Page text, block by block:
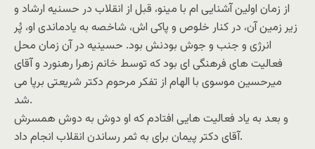
از زمان اولین آشنایی ام با مینو، قبل از انقلاب در حسنیه ارشاد و
زیر زمین آن، در کنار خلوص و پاکی اش، شاخصه به یادماندی او، پُر
انرژی و جنب و جوش بودنش بود. حسینیه در آن زمان محل
فعالیت های فرهنگی ای بود که توسط خانم زهرا رهنورد و آقای
میرحسین موسوی با الهام از تفکر مرحوم دکتر شریعتی برپا می
شد.
و بعد به یاد فعالیت هایی افتادم که او دوش به دوش همسرش
آقای دکتر پیمان برای به ثمر رساندن انقلاب انجام داد.